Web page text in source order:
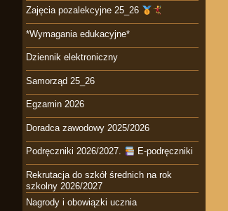
Zajęcia pozalekcyjne 25_26
*Wymagania edukacyjne*
Dziennik elektroniczny
Samorząd 25_26
Egzamin 2026
Doradca zawodowy 2025/2026
Podręczniki 2026/2027. E-podręczniki
Rekrutacja do szkół średnich na rok
szkolny 2026/2027
Nagrody i obowiązki ucznia